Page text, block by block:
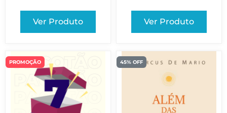
Ver Produto Ver Produto
PROMOÇÃO 45% OFF